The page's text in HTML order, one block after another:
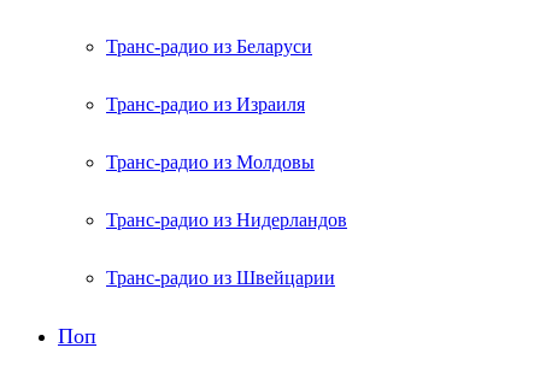
Транс-радио из Беларуси
Транс-радио из Израиля
Транс-радио из Молдовы
Транс-радио из Нидерландов
Транс-радио из Швейцарии
Поп